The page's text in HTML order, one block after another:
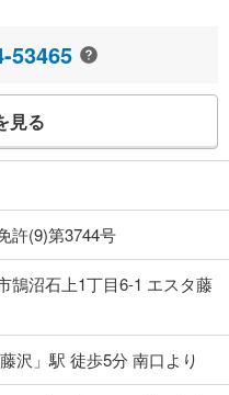
53465
見る
許(9)第3744号
鵠沼石上1丁目6-1 エスタ藤
沢」駅 徒歩5分 南口より